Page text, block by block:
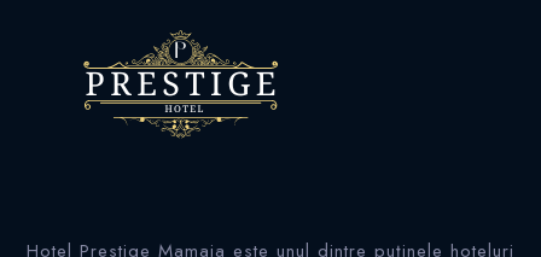
Hotel Prestige Mamaia este unul dintre puținele hoteluri